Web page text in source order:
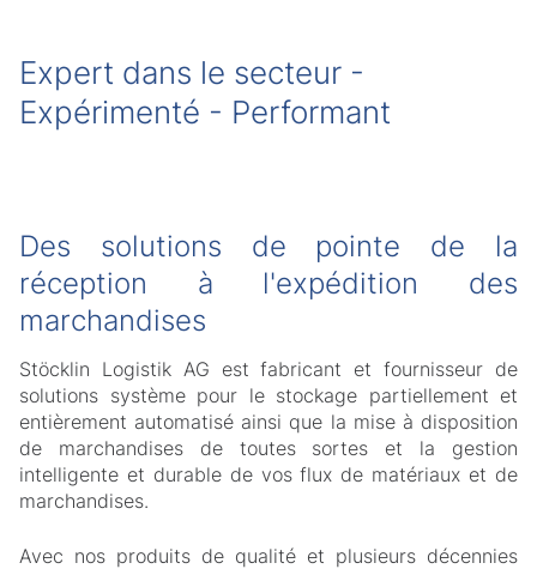
Expert dans le secteur -
Expérimenté - Performant
Des solutions de pointe de la
réception à l'expédition des
marchandises
Stöcklin Logistik AG est fabricant et fournisseur de
solutions système pour le stockage partiellement et
entièrement automatisé ainsi que la mise à disposition
de marchandises de toutes sortes et la gestion
intelligente et durable de vos flux de matériaux et de
marchandises.
Avec nos produits de qualité et plusieurs décennies